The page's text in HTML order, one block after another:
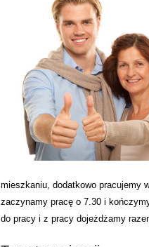
mieszkaniu, dodatkowo pracujemy
zaczynamy pracę o 7.30 i
do pracy i z pracy dojeżdżamy